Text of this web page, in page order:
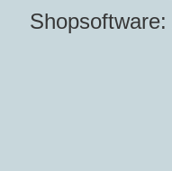
Shopsoftware: